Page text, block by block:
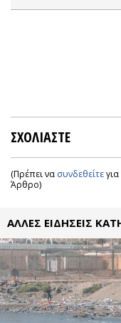
ΣΧΟΛΙΑΣΤΕ
(Πρέπει να συνδεθείτε
Άρθρο)
ΑΛΛΕΣ ΕΙΔΗΣΕΙΣ